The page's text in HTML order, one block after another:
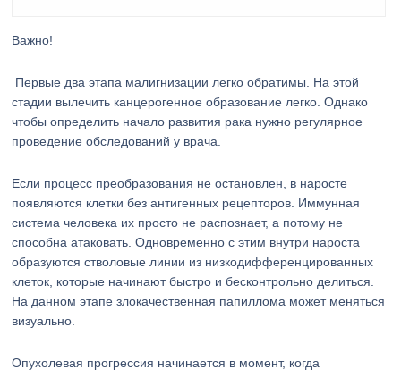
Важно!
Первые два этапа малигнизации легко обратимы. На этой
стадии вылечить канцерогенное образование легко. Однако
чтобы определить начало развития рака нужно регулярное
проведение обследований у врача.
Если процесс преобразования не остановлен, в наросте
появляются клетки без антигенных рецепторов. Иммунная
система человека их просто не распознает, а потому не
способна атаковать. Одновременно с этим внутри нароста
образуются стволовые линии из низкодифференцированных
клеток, которые начинают быстро и бесконтрольно делиться.
На данном этапе злокачественная папиллома может меняться
визуально.
Опухолевая прогрессия начинается в момент, когда